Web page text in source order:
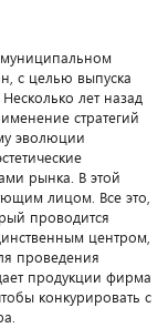
с целью выпуска
лет назад
стратегий
эволюции
рынка. В этой
лицом. Все это,
проводится
центром,
проведения
продукции фирма
конкурировать с